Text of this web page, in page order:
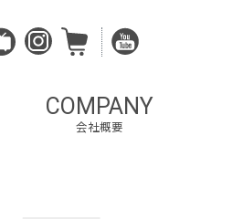
COMPANY
会社概要